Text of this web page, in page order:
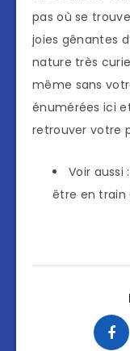
pas où se
joies gênantes
nature très
même sans
énumérées ici
retrouver votre
Voir
être en train